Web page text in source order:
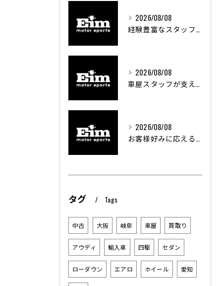
2026/08/08
経験豊富なスタッフが創る車屋の魅力と技術
2026/08/08
車屋スタッフが支える車両カスタムの魅力と技術進化
2026/08/08
お客様好みに応える中古車選びのポイント
タグ Tags
中古 大阪 岐阜 車屋 買取り
アウディ 輸入車 四駆 セダン
ローダウン エアロ ホイール 愛知